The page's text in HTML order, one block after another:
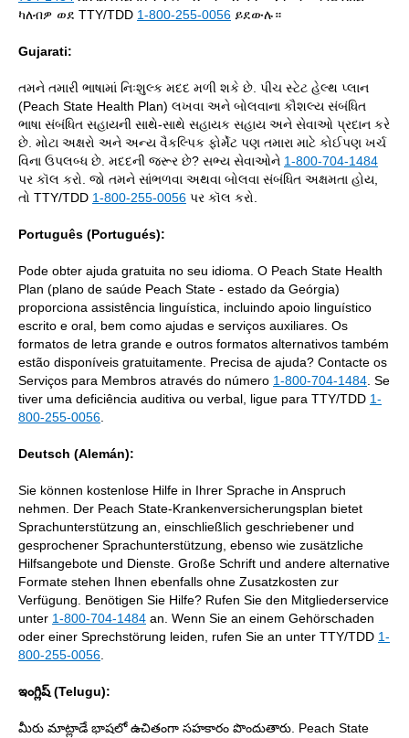
ካለብዎ ወደ TTY/TDD 1-800-255-0056 ይደውሉ።
Gujarati:
તમને તમારી ભાષામાં નિઃશુલ્ક મદદ મળી શકે છે. પીચ સ્ટેટ હેલ્થ પ્લાન
(Peach State Health Plan) લખવા અને બોલવાના કૌશલ્ય સંબંધિત
ભાષા સંબંધિત સહાયની સાથે-સાથે સહાયક સહાય અને સેવાઓ પ્રદાન કરે
છે. મોટા અક્ષરો અને અન્ય વૈકલ્પિક ફોર્મેટ પણ તમારા માટે કોઈપણ ખર્ચ
વિના ઉપલબ્ધ છે. મદદની જરૂર છે? સભ્ય સેવાઓને 1-800-704-1484
પર કૉલ કરો. જો તમને સાંભળવા અથવા બોલવા સંબંધિત અક્ષમતા હોય,
તો TTY/TDD 1-800-255-0056 પર કૉલ કરો.
Português (Portugués):
Pode obter ajuda gratuita no seu idioma. O Peach State Health
Plan (plano de saúde Peach State - estado da Geórgia)
proporciona assistência linguística, incluindo apoio linguístico
escrito e oral, bem como ajudas e serviços auxiliares. Os
formatos de letra grande e outros formatos alternativos também
estão disponíveis gratuitamente. Precisa de ajuda? Contacte os
Serviços para Membros através do número 1-800-704-1484 . Se
tiver uma deficiência auditiva ou verbal, ligue para TTY/TDD 1-
800-255-0056
Deutsch (Alemán):
Sie können kostenlose Hilfe in Ihrer Sprache in Anspruch
nehmen. Der Peach State-Krankenversicherungsplan bietet
Sprachunterstützung an, einschließlich geschriebener und
gesprochener Sprachunterstützung, ebenso wie zusätzliche
Hilfsangebote und Dienste. Große Schrift und andere alternative
Formate stehen Ihnen ebenfalls ohne Zusatzkosten zur
Verfügung. Benötigen Sie Hilfe? Rufen Sie den Mitgliederservice
unter 1-800-704-1484 an. Wenn Sie an einem Gehörschaden
oder einer Sprechstörung leiden, rufen Sie an unter TTY/TDD 1-
800-255-0056
ఇంగ్లిష్ (Telugu):
మీరు మాట్లాడే భాషలో ఉచితంగా సహకారం పొందుతారు. Peach State